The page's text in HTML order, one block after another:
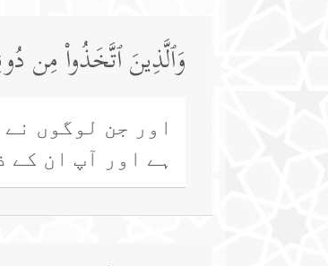
وَٱلَّذِینَ ٱتَّخَذُوا۟ مِن
اور جن لوگوں
ہے اور آپ ان کے